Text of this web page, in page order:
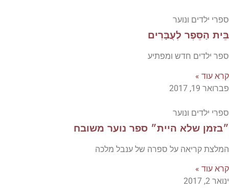
ספרי ילדים ונוער
בֵּית הַסֵּפֶר לְעֻבָּרִים
ספר ילדים חדש ומפתיע
קרא עוד »
פברואר 19, 2017
ספרי ילדים ונוער
״בזמן שלא היית״ ספר נוער משובח
המלצת קריאה על ספרה של ענבל מלכה
קרא עוד »
ינואר 2, 2017